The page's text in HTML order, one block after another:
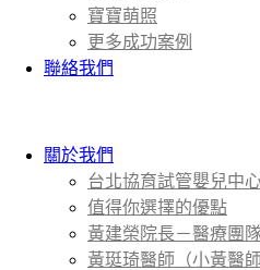
寶寶萌照
更多成功案例
聯絡我們
關於我們
台北協育試管嬰兒中
值得你選擇的優點
黃建榮院長－醫療團
黃珽琦醫師（小黃醫師